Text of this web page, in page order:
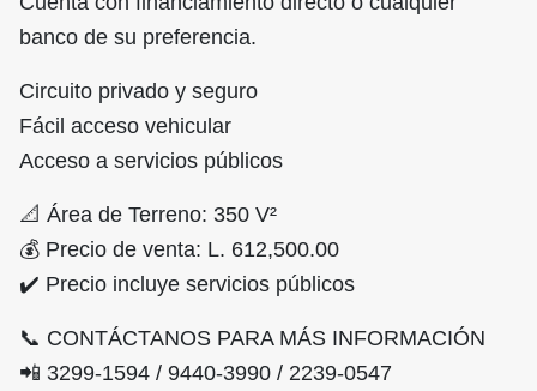
banco de su preferencia.
Circuito privado y seguro
Fácil acceso vehicular
Acceso a servicios públicos
📐 Área de Terreno: 350 V²
💰 Precio de venta: L. 612,500.00
✔️ Precio incluye servicios públicos
📞 CONTÁCTANOS PARA MÁS INFORMACIÓN
📲 3299-1594 / 9440-3990 / 2239-0547